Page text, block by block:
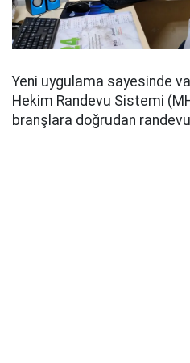
Yeni uygulama sayesinde
Hekim Randevu Sistemi
branşlara doğrudan